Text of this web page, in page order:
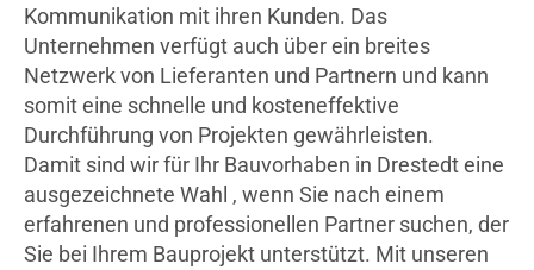
Kommunikation mit ihren Kunden. Das
Unternehmen verfügt auch über ein breites
Netzwerk von Lieferanten und Partnern und kann
somit eine schnelle und kosteneffektive
Durchführung von Projekten gewährleisten.
Damit sind wir für Ihr Bauvorhaben in Drestedt eine
ausgezeichnete Wahl , wenn Sie nach einem
erfahrenen und professionellen Partner suchen, der
Sie bei Ihrem Bauprojekt unterstützt. Mit unseren